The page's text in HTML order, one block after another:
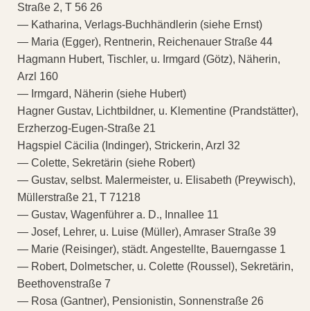
Straße 2, T 56 26
— Katharina, Verlags-Buchhändlerin (siehe Ernst)
— Maria (Egger), Rentnerin, Reichenauer Straße 44
Hagmann Hubert, Tischler, u. Irmgard (Götz), Näherin,
Arzl 160
— Irmgard, Näherin (siehe Hubert)
Hagner Gustav, Lichtbildner, u. Klementine (Prandstätter),
Erzherzog-Eugen-Straße 21
Hagspiel Cäcilia (Indinger), Strickerin, Arzl 32
— Colette, Sekretärin (siehe Robert)
— Gustav, selbst. Malermeister, u. Elisabeth (Preywisch),
Müllerstraße 21, T 71218
— Gustav, Wagenführer a. D., Innallee 11
— Josef, Lehrer, u. Luise (Müller), Amraser Straße 39
— Marie (Reisinger), städt. Angestellte, Bauerngasse 1
— Robert, Dolmetscher, u. Colette (Roussel), Sekretärin,
Beethovenstraße 7
— Rosa (Gantner), Pensionistin, Sonnenstraße 26